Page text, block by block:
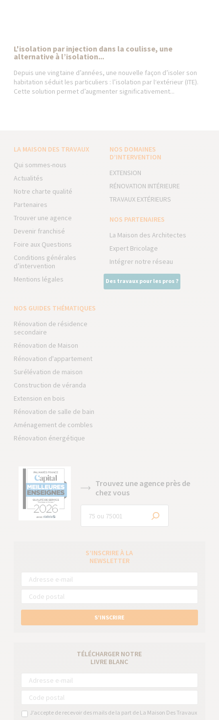
L'isolation par injection dans la coulisse, une
alternative à l’isolation...
Depuis une vingtaine d’années, une nouvelle façon d’isoler son
habitation séduit les particuliers : l’isolation par l‘extérieur (ITE).
Cette solution permet d’augmenter significativement...
LA MAISON DES TRAVAUX
Qui sommes-nous
Actualités
Notre charte qualité
Partenaires
Trouver une agence
Devenir franchisé
Foire aux Questions
Conditions générales
d’intervention
Mentions légales
NOS DOMAINES
D’INTERVENTION
EXTENSION
RÉNOVATION INTÉRIEURE
TRAVAUX EXTÉRIEURS
NOS PARTENAIRES
La Maison des Architectes
Expert Bricolage
Intégrer notre réseau
Des travaux pour les pros ?
NOS GUIDES THÉMATIQUES
Rénovation de résidence
secondaire
Rénovation de Maison
Rénovation d'appartement
Surélévation de maison
Construction de véranda
Extension en bois
Rénovation de salle de bain
Aménagement de combles
Rénovation énergétique
Trouvez une agence près de
chez vous
S’INSCRIRE À LA
NEWSLETTER
S’INSCRIRE
TÉLÉCHARGER NOTRE
LIVRE BLANC
J’accepte de recevoir des mails de la part de La Maison Des Travaux